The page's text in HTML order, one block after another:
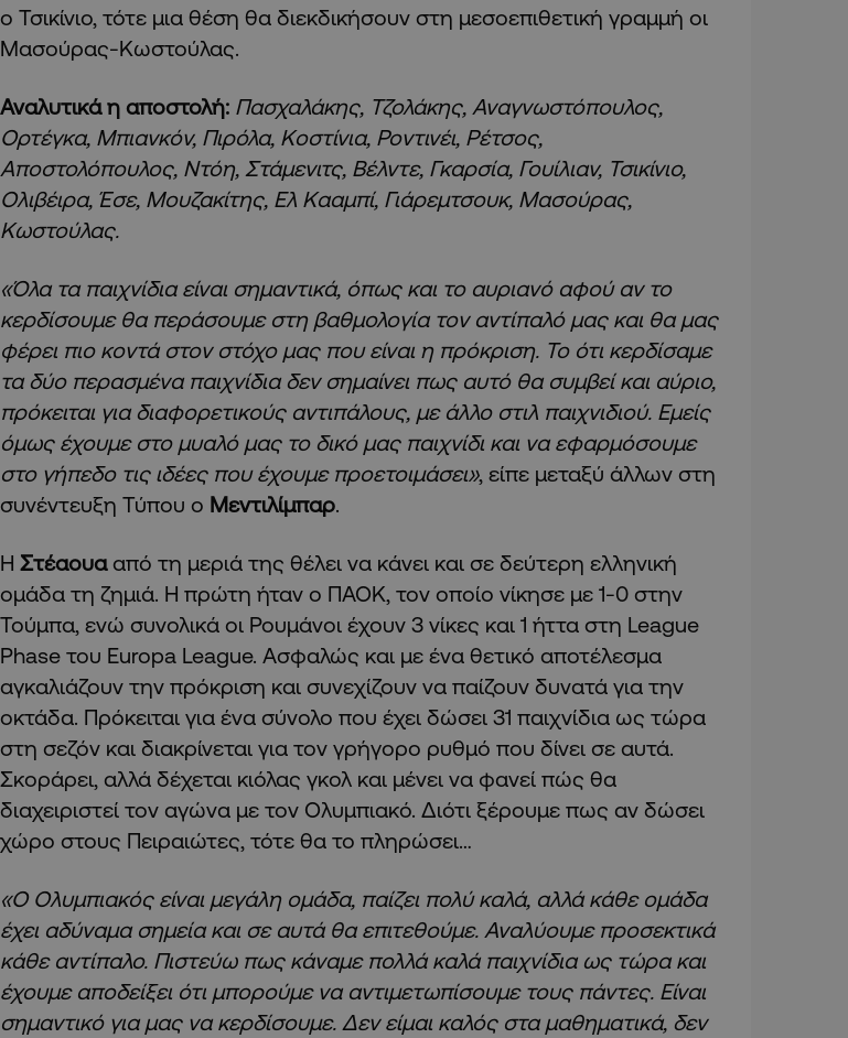
ο Τσικίνιο, τότε μια θέση θα διεκδικήσουν στη μεσοεπιθετική γραμμή οι
Μασούρας-Κωστούλας.
Αναλυτικά η αποστολή: Πασχαλάκης, Τζολάκης, Αναγνωστόπουλος,
Ορτέγκα, Μπιανκόν, Πιρόλα, Κοστίνια, Ροντινέι, Ρέτσος,
Αποστολόπουλος, Ντόη, Στάμενιτς, Βέλντε, Γκαρσία, Γουίλιαν, Τσικίνιο,
Ολιβέιρα, Έσε, Μουζακίτης, Ελ Κααμπί, Γιάρεμτσουκ, Μασούρας,
Κωστούλας.
«Όλα τα παιχνίδια είναι σημαντικά, όπως και το αυριανό αφού αν το
κερδίσουμε θα περάσουμε στη βαθμολογία τον αντίπαλό μας και θα μας
φέρει πιο κοντά στον στόχο μας που είναι η πρόκριση. Το ότι κερδίσαμε
τα δύο περασμένα παιχνίδια δεν σημαίνει πως αυτό θα συμβεί και αύριο,
πρόκειται για διαφορετικούς αντιπάλους, με άλλο στιλ παιχνιδιού. Εμείς
όμως έχουμε στο μυαλό μας το δικό μας παιχνίδι και να εφαρμόσουμε
στο γήπεδο τις ιδέες που έχουμε προετοιμάσει», είπε μεταξύ άλλων στη
συνέντευξη Τύπου ο Μεντιλίμπαρ.
Η Στέαουα από τη μεριά της θέλει να κάνει και σε δεύτερη ελληνική
ομάδα τη ζημιά. Η πρώτη ήταν ο ΠΑΟΚ, τον οποίο νίκησε με 1-0 στην
Τούμπα, ενώ συνολικά οι Ρουμάνοι έχουν 3 νίκες και 1 ήττα στη League
Phase του Europa League. Ασφαλώς και με ένα θετικό αποτέλεσμα
αγκαλιάζουν την πρόκριση και συνεχίζουν να παίζουν δυνατά για την
οκτάδα. Πρόκειται για ένα σύνολο που έχει δώσει 31 παιχνίδια ως τώρα
στη σεζόν και διακρίνεται για τον γρήγορο ρυθμό που δίνει σε αυτά.
Σκοράρει, αλλά δέχεται κιόλας γκολ και μένει να φανεί πώς θα
διαχειριστεί τον αγώνα με τον Ολυμπιακό. Διότι ξέρουμε πως αν δώσει
χώρο στους Πειραιώτες, τότε θα το πληρώσει…
«Ο Ολυμπιακός είναι μεγάλη ομάδα, παίζει πολύ καλά, αλλά κάθε ομάδα
έχει αδύναμα σημεία και σε αυτά θα επιτεθούμε. Αναλύουμε προσεκτικά
κάθε αντίπαλο. Πιστεύω πως κάναμε πολλά καλά παιχνίδια ως τώρα και
έχουμε αποδείξει ότι μπορούμε να αντιμετωπίσουμε τους πάντες. Είναι
σημαντικό για μας να κερδίσουμε. Δεν είμαι καλός στα μαθηματικά, δεν